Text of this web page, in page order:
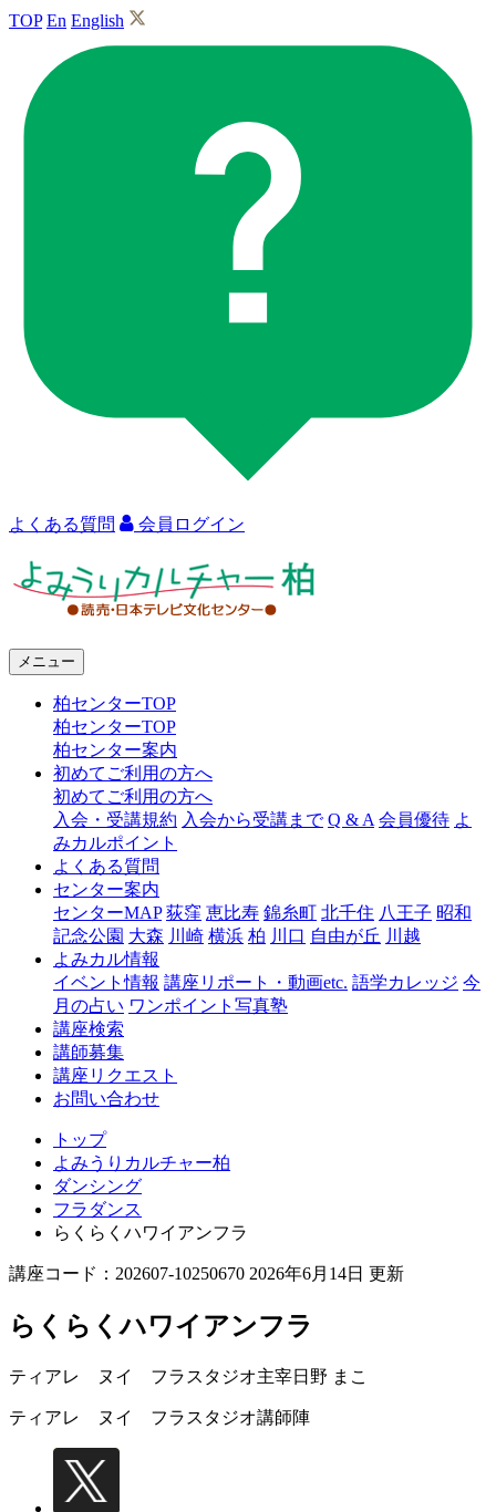
TOP En English
よくある質問 会員ログイン
ャ
メニュー
柏センターTOP
柏センターTOP
柏センター案内
初めてご利用の方へ
初めてご利用の方へ
入会・受講規約 入会から受講まで Q & A 会員優待 よ
みカルポイント
よくある質問
センター案内
センターMAP 荻窪 恵比寿 錦糸町 北千住 八王子 昭和
記念公園 大森 川崎 横浜 柏 川口 自由が丘 川越
よみカル情報
イベント情報 講座リポート・動画etc. 語学カレッジ 今
月の占い ワンポイント写真塾
講座検索
講師募集
講座リクエスト
お問い合わせ
トップ
よみうりカルチャー柏
ダンシング
フラダンス
らくらくハワイアンフラ
講座コード：202607-10250670 2026年6月14日 更新
らくらくハワイアンフラ
ティアレ ヌイ フラスタジオ主宰日野 まこ
ティアレ ヌイ フラスタジオ講師陣